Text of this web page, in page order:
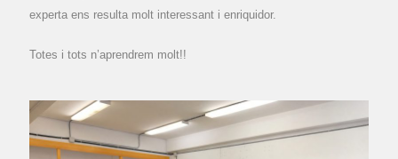
experta ens resulta molt interessant i enriquidor.
Totes i tots n’aprendrem molt!!